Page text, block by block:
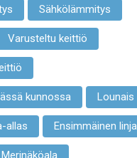
Sähkölämmitys
Varusteltu keittiö
kunnossa Lounais
allas Ensimmäinen linja
Merinäköala